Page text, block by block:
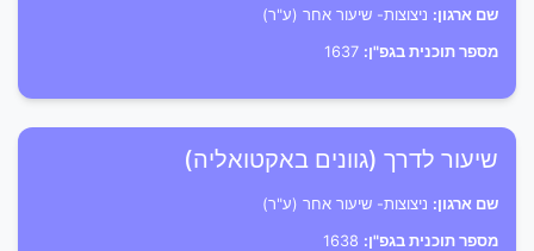
שם ארגון: ניצוצות- שיעור אחר (ע"ר)
מספר תוכנית בגפ"ן:
שיעור לדרך (גוונים באקטואליה)
שם ארגון: ניצוצות- שיעור אחר (ע"ר)
מספר תוכנית בגפ"ן: